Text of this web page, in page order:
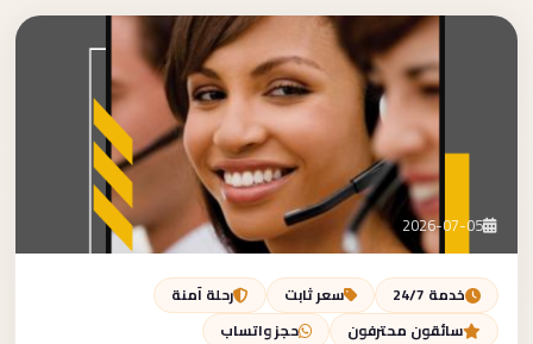
نحن
بنا
احجز الآن
2026-07-05
خدمة 24/7 سعر ثابت
رحلة آمنة
سائقون محترفون
حجز واتساب